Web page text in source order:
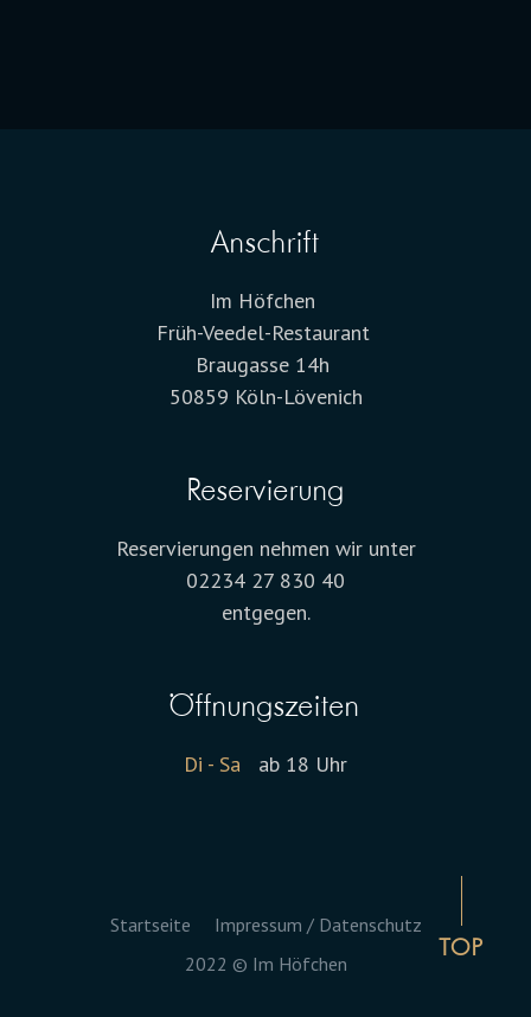
Anschrift
Im Höfchen
Früh-Veedel-Restaurant
Braugasse 14h
50859 Köln-Lövenich
Reservierung
Reservierungen nehmen wir unter
02234 27 830 40
entgegen.
Öffnungszeiten
Di - Sa ab 18 Uhr
Startseite
Impressum / Datenschutz
2022 © Im Höfchen
TOP